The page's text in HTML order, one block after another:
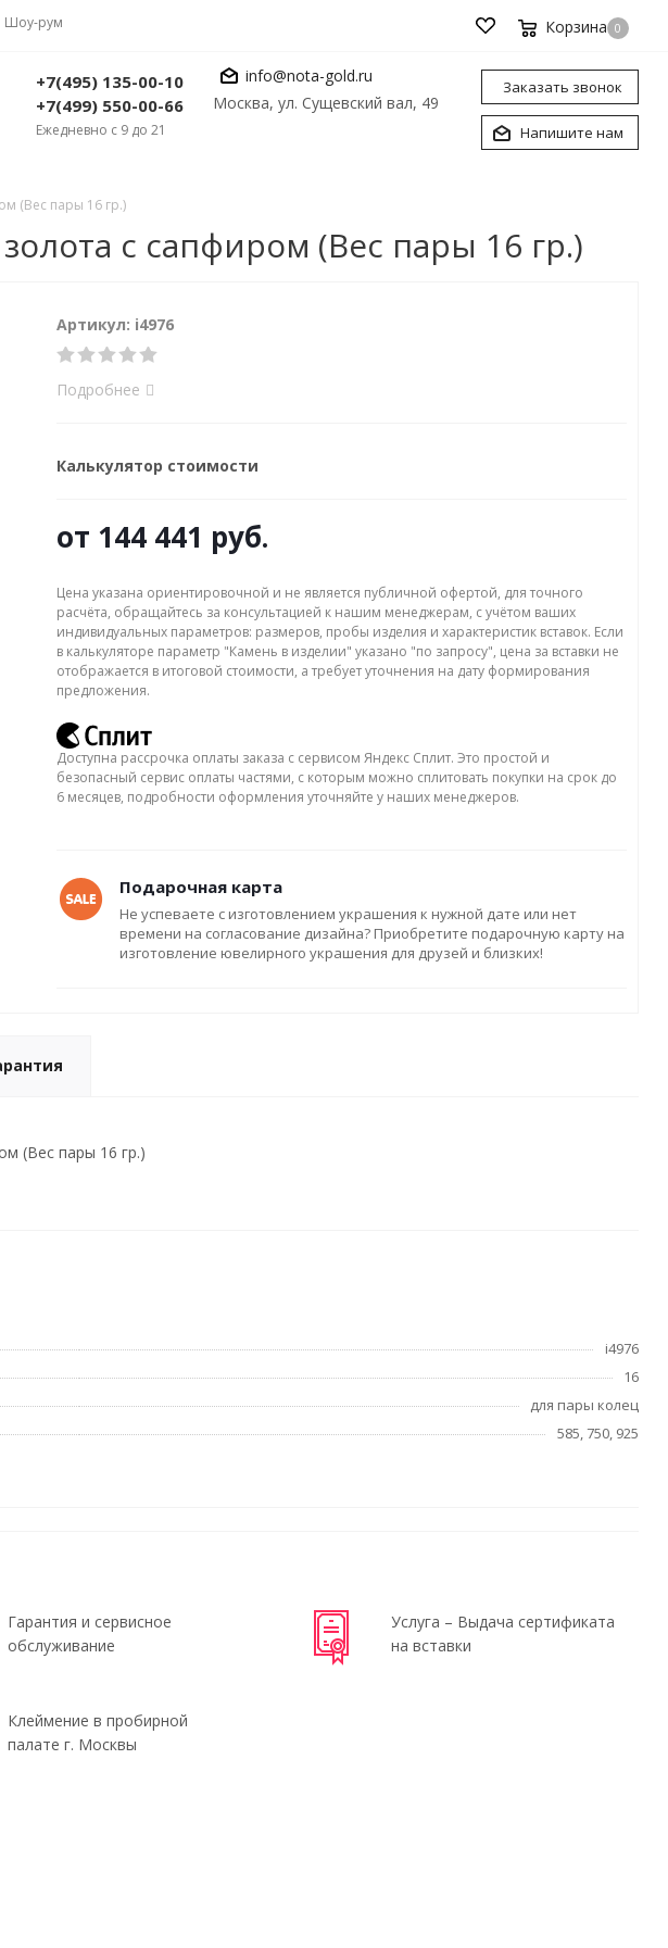
Шоу-рум Корзина 0
+7(495) 135-00-10
+7(499) 550-00-66
Ежедневно с 9 до 21
info@nota-gold.ru
Москва, ул. Сущевский вал, 49
Заказать звонок
Напишите нам
(Вес пары 16 гр.)
с сапфиром (Вес пары 16 гр.)
Артикул: i4976
Подробнее
Калькулятор стоимости
от 144 441 руб.
Цена указана ориентировочной и не является публичной офертой, для точного
расчёта, обращайтесь за консультацией к нашим менеджерам, с учётом ваших
индивидуальных параметров: размеров, пробы изделия и характеристик вставок. Если
в калькуляторе параметр "Камень в изделии" указано "по запросу", цена за вставки не
отображается в итоговой стоимости, а требует уточнения на дату формирования
предложения.
Доступна рассрочка оплаты заказа с сервисом Яндекс Сплит. Это простой и
безопасный сервис оплаты частями, с которым можно сплитовать покупки на срок до
6 месяцев, подробности оформления уточняйте у наших менеджеров.
Подарочная карта
Не успеваете с изготовлением украшения к нужной дате или нет
времени на согласование дизайна? Приобретите подарочную карту на
изготовление ювелирного украшения для друзей и близких!
(Вес пары 16 гр.)
i4976
16
для пары колец
585, 750, 925
Гарантия и сервисное
обслуживание
Услуга – Выдача сертификата
на вставки
Клеймение в пробирной
палате г. Москвы